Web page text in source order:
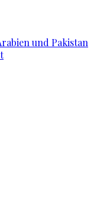
und Pakistan